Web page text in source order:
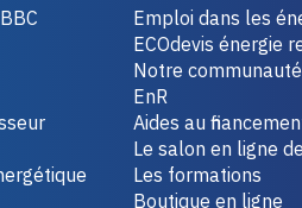
Emploi dans les
ECOdevis énergie
Notre
EnR
Aides au
Le salon en ligne
Les formations
Boutique en ligne